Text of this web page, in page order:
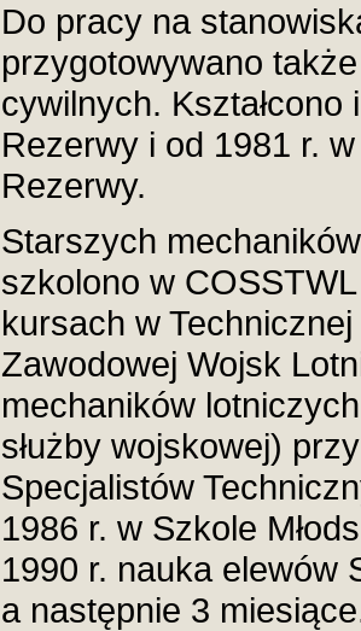
Do pracy na
przygotowywano
cywilnych.
Rezerwy i od 1981 r.
Rezerwy.
Starszych
szkolono w
kursach w
Zawodowej Wojsk
mechaników
służby wojskowej)
Specjalistów
1986 r. w Szkole
1990 r. nauka elewów
a następnie 3